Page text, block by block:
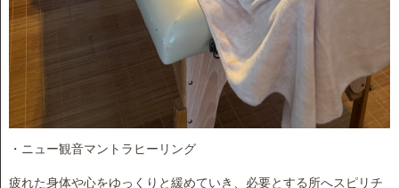
・ニュー観音マントラヒーリング
疲れた身体や心をゆっくりと緩めていき、必要とする所へスピリチ